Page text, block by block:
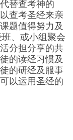
替查考神的
查考圣经来亲
题值得努力及
、或小组聚会
分担分享的共
的读经习惯及
的研经及服事
以运用圣经的